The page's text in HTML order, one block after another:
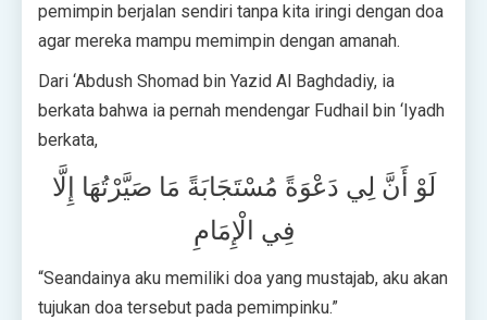
pemimpin berjalan sendiri tanpa kita iringi dengan doa
agar mereka mampu memimpin dengan amanah.
Dari ‘Abdush Shomad bin Yazid Al Baghdadiy, ia
berkata bahwa ia pernah mendengar Fudhail bin ‘Iyadh
berkata,
لَوْ أَنَّ لِي دَعْوَةً مُسْتَجَابَةً مَا صَيَّرْتُهَا إِلَّا
فِي الْإِمَامِ
“Seandainya aku memiliki doa yang mustajab, aku akan
tujukan doa tersebut pada pemimpinku.”